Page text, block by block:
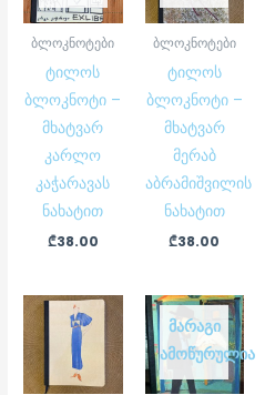
ბლოკნოტები
ტილოს
ბლოკნოტი –
მხატვარ
კარლო
კაჭარავას
ნახატით
₾38.00
ბლოკნოტები
ტილოს
ბლოკნოტი –
მხატვარ
მერაბ
აბრამიშვილის
ნახატით
₾38.00
ᲛᲐᲠᲐᲒᲘ
ᲐᲛᲝᲬᲣᲠᲣᲚᲘᲐ